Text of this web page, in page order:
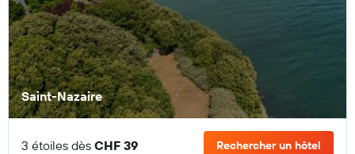
Saint-Nazaire
3 étoiles dès CHF 39 Rechercher un hôtel